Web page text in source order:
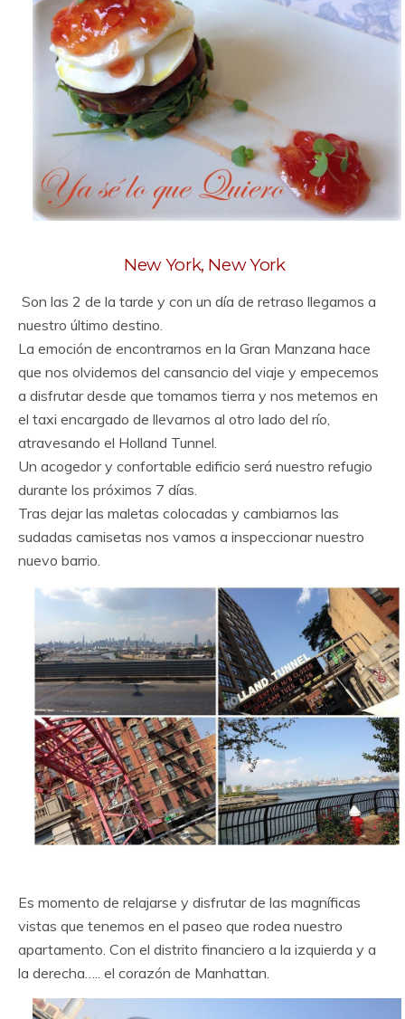
New York, New York
Son las 2 de la tarde y con un día de retraso llegamos a
nuestro último destino.
La emoción de encontrarnos en la Gran Manzana hace
que nos olvidemos del cansancio del viaje y empecemos
a disfrutar desde que tomamos tierra y nos metemos en
el taxi encargado de llevarnos al otro lado del río,
atravesando el Holland Tunnel.
Un acogedor y confortable edificio será nuestro refugio
durante los próximos 7 días.
Tras dejar las maletas colocadas y cambiarnos las
sudadas camisetas nos vamos a inspeccionar nuestro
nuevo barrio.
Es momento de relajarse y disfrutar de las magníficas
vistas que tenemos en el paseo que rodea nuestro
apartamento. Con el distrito financiero a la izquierda y a
la derecha….. el corazón de Manhattan.